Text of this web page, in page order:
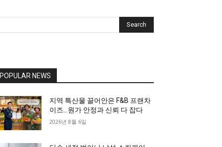
Search
POPULAR NEWS
지역 특산물 끌어안은 F&B 프랜차
이즈…원가 안정과 신뢰 다 잡다
2026년 8월 6일